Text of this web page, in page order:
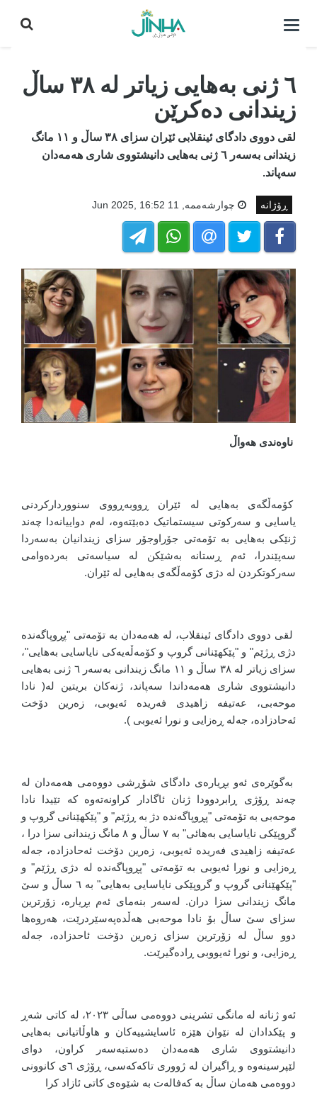
كردنه‌وه‌ی
٦ ژنی بەهایی زیاتر لە ٣٨ ساڵ
زیندانی دەکرێن
لقی دووی دادگای ئینقلابی ئێران سزای ٣٨ ساڵ و ١١ مانگ
زیندانی بەسەر ٦ ژنی بەهایی دانیشتووی شاری هەمەدان
سەپاند.
ڕۆژانە چوارشه‌ممه‌, 11 Jun 2025, 16:52
ناوەندی هەواڵ
کۆمەڵگەی بەهایی لە ئێران ڕووبەڕووی سنووردارکردنی
یاسایی و سەرکوتی سیستماتیک دەبێتەوە، لەم دواییانەدا چەند
ژنێکی بەهایی بە تۆمەتی جۆراوجۆر سزای زیندانیان بەسەردا
سەپێندرا، ئەم ڕستانە بەشێکن لە سیاسەتی بەردەوامی
سەرکوتکردن لە دژی کۆمەڵگەی بەهایی لە ئێران.
لقی دووی دادگای ئینقلاب، لە هەمەدان بە تۆمەتی "پڕوپاگەندە
دژی ڕژێم" و "پێکهێنانی گروپ و کۆمەڵەیەکی نایاسایی بەهایی"،
سزای زیاتر لە ٣٨ ساڵ و ١١ مانگ زیندانی بەسەر ٦ ژنی بەهایی
دانیشتووی شاری هەمەداندا سەپاند، ژنەکان بریتین لە( نادا
موحەبی، عەتیفە زاهیدی فەریدە ئەیوبی، زەرین دۆخت
ئەحادزادە، جەلە ڕەزایی و نورا ئەیوبی ).
بەگوێرەی ئەو بڕیارەی دادگای شۆڕشی دووەمی هەمەدان لە
چەند ڕۆژی ڕابردوودا ژنان ئاگادار کراونەتەوە کە تێیدا نادا
موحەبی بە تۆمەتی "پڕوپاگەندە دژ بە ڕژێم" و "پێکهێنانی گروپ و
گروپێکی نایاسایی بەهائی" بە ٧ ساڵ و ٨ مانگ زیندانی سزا درا ،
عەتیفە زاهیدی فەریدە ئەیوبی، زەرین دۆخت ئەحادزادە، جەلە
ڕەزایی و نورا ئەیوبی بە تۆمەتی "پڕوپاگەندە لە دژی ڕژێم" و
"پێکهێنانی گروپ و گروپێکی نایاسایی بەهایی" بە ٦ ساڵ و سێ
مانگ زیندانی سزا دران. لەسەر بنەمای ئەم بڕیارە، زۆرترین
سزای سێ ساڵ بۆ نادا موحەبی هەڵدەپەسێردرێت، هەروەها
دوو ساڵ لە زۆرترین سزای زەرین دۆخت ئاحدزادە، جەلە
ڕەزایی، و نورا ئەیووبی ڕادەگیرێت.
ئەو ژنانە لە مانگی تشرینی دووەمی ساڵی ٢٠٢٣، لە کاتی شەڕ
و پێکدادان لە نێوان هێزە ئاسایشییەکان و هاوڵاتیانی بەهایی
دانیشتووی شاری هەمەدان دەستبەسەر کراون، دوای
لێپرسینەوە و ڕاگیران لە ژووری تاکەکەسی، ڕۆژی ٦ی کانوونی
دووەمی هەمان ساڵ بە کەفالەت بە شێوەی کاتی ئازاد کرا